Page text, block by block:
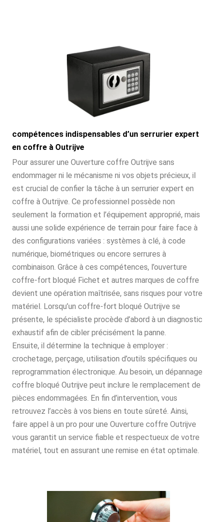
compétences indispensables d’un serrurier expert
en coffre à Outrijve
Pour assurer une Ouverture coffre Outrijve sans
endommager ni le mécanisme ni vos objets précieux, il
est crucial de confier la tâche à un serrurier expert en
coffre à Outrijve. Ce professionnel possède non
seulement la formation et l’équipement approprié, mais
aussi une solide expérience de terrain pour faire face à
des configurations variées : systèmes à clé, à code
numérique, biométriques ou encore serrures à
combinaison. Grâce à ces compétences, l’ouverture
coffre-fort bloqué Fichet et autres marques de coffre
devient une opération maîtrisée, sans risques pour votre
matériel. Lorsqu’un coffre-fort bloqué Outrijve se
présente, le spécialiste procède d’abord à un diagnostic
exhaustif afin de cibler précisément la panne.
Ensuite, il détermine la technique à employer :
crochetage, perçage, utilisation d’outils spécifiques ou
reprogrammation électronique. Au besoin, un dépannage
coffre bloqué Outrijve peut inclure le remplacement de
pièces endommagées. En fin d’intervention, vous
retrouvez l’accès à vos biens en toute sûreté. Ainsi,
faire appel à un pro pour une Ouverture coffre Outrijve
vous garantit un service fiable et respectueux de votre
matériel, tout en assurant une remise en état optimale.